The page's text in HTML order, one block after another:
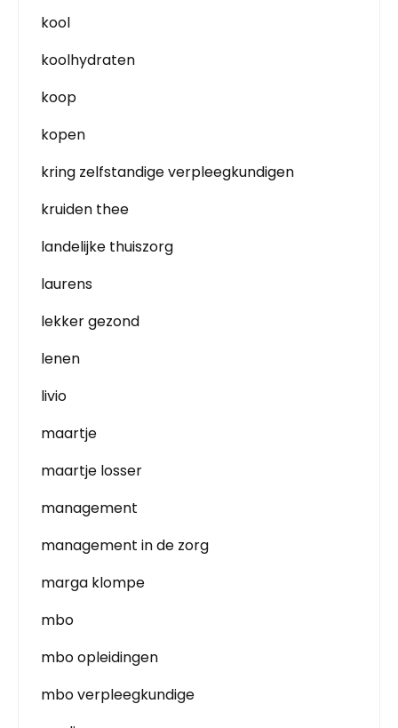
kool
koolhydraten
koop
kopen
kring zelfstandige verpleegkundigen
kruiden thee
landelijke thuiszorg
laurens
lekker gezond
lenen
livio
maartje
maartje losser
management
management in de zorg
marga klompe
mbo
mbo opleidingen
mbo verpleegkundige